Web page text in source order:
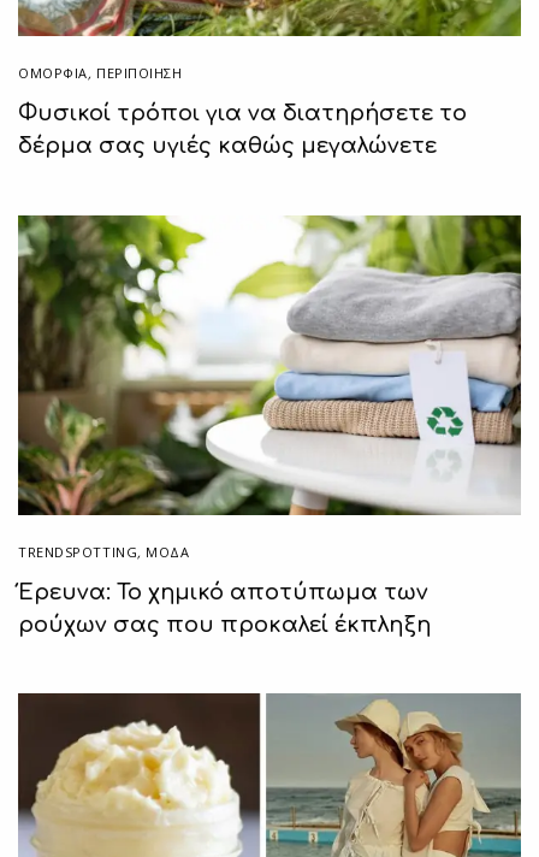
ΟΜΟΡΦΙΑ, ΠΕΡΙΠΟΊΗΣΗ
Φυσικοί τρόποι για να διατηρήσετε το
δέρμα σας υγιές καθώς μεγαλώνετε
TRENDSPOTTING, ΜΟΔΑ
Έρευνα: Το χημικό αποτύπωμα των
ρούχων σας που προκαλεί έκπληξη